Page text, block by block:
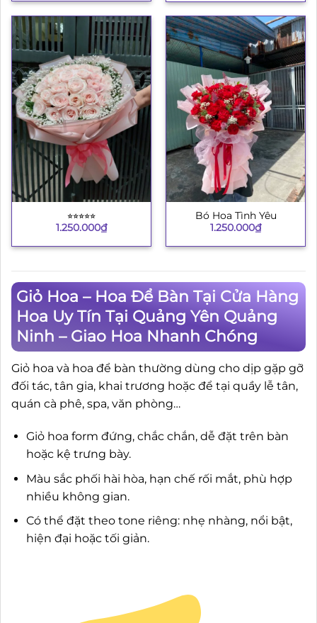
⭐︎⭐︎⭐︎⭐︎⭐︎
1.250.000₫
Bó Hoa Tình Yêu
1.250.000₫
Giỏ Hoa – Hoa Để Bàn Tại Cửa Hàng
Hoa Uy Tín Tại Quảng Yên Quảng
Ninh – Giao Hoa Nhanh Chóng
Giỏ hoa và hoa để bàn thường dùng cho dịp gặp gỡ
đối tác, tân gia, khai trương hoặc để tại quầy lễ tân,
quán cà phê, spa, văn phòng…
Giỏ hoa form đứng, chắc chắn, dễ đặt trên bàn
hoặc kệ trưng bày.
Màu sắc phối hài hòa, hạn chế rối mắt, phù hợp
nhiều không gian.
Có thể đặt theo tone riêng: nhẹ nhàng, nổi bật,
hiện đại hoặc tối giản.